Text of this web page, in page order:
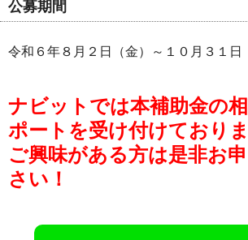
公募期間
令和６年８月２日（金）～１０月３１日
ナビットでは本補助金の
ポートを受け付けておりま
ご興味がある方は是非お
さい！